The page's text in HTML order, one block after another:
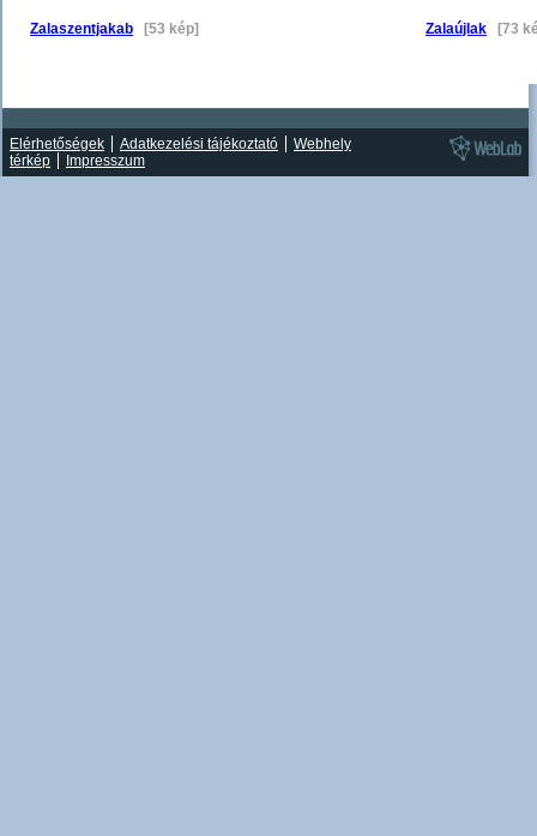
Zalaszentjakab [53 kép] Zalaújlak [73
Elérhetőségek Adatkezelési tájékoztató
Webhely
térkép
Impresszum